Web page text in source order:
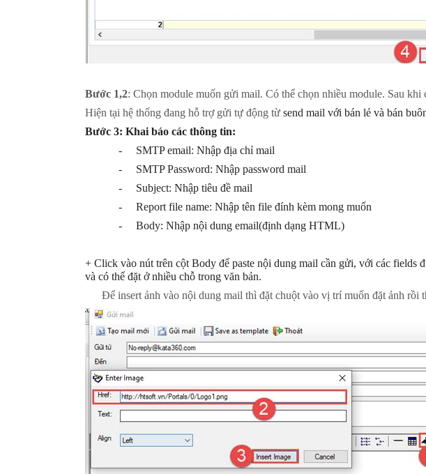
Bước 1,2: Chọn module muốn gửi mail. Có thể chọn nhiều module. Sau khi
Hiện tại hệ thống đang hỗ trợ gửi tự động từ send mail với bán lẻ và bán
Bước 3: Khai báo các thông tin:
-
SMTP email: Nhập địa chỉ mail
-
SMTP Password: Nhập password mail
-
Subject: Nhập tiêu đề mail
-
Report file name: Nhập tên file đính kèm mong muốn
-
Body: Nhập nội dung email(định dạng HTML)
+ Click vào nút trên cột Body để paste nội dung mail cần gửi, với các fields
và có thể đặt ở nhiều chỗ trong văn bản.
Để insert ảnh vào nội dung mail thì đặt chuột vào vị trí muốn đặt ảnh rồi